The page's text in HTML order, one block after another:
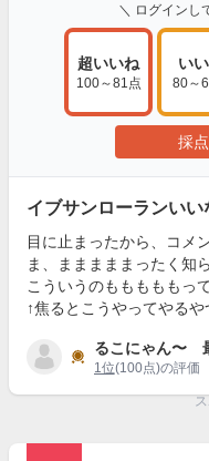
＼ ログインし
超いいね
100～81点
い
80～
採
イブサンローランいい
目に止まったから、コメ
ま、まままままったく知
こういうのもももももっ
↑焦るとこうやってやるや
1位(100点)の評価